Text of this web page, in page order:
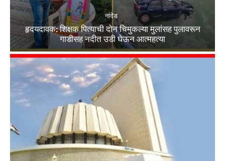
नांदेड
हृदयदावक: शिक्षक पित्याची दोन चिमुकल्या मुलांसह पुलावरून
गाडीसह नदीत उडी घेऊन आत्महत्या